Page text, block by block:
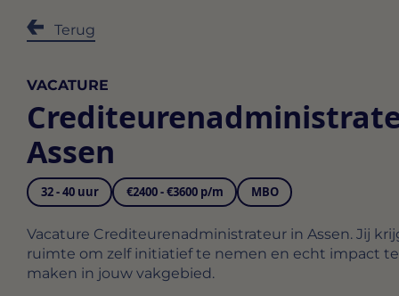
Terug
VACATURE
Assen
32 - 40 uur €2400 - €3600 p/m MBO
Vacature Crediteurenadministrateur in Assen. Jij
ruimte om zelf initiatief te nemen en echt impact te
maken in jouw vakgebied.